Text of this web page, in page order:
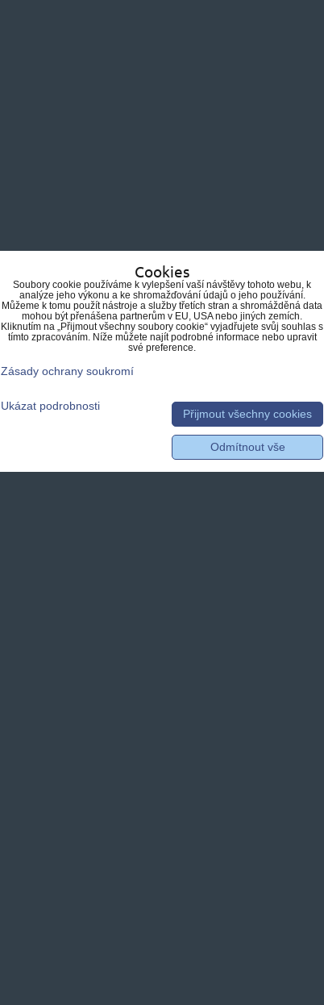
Cookies
Soubory cookie používáme k vylepšení vaší návštěvy tohoto webu, k
analýze jeho výkonu a ke shromažďování údajů o jeho používání.
Můžeme k tomu použít nástroje a služby třetích stran a shromážděná data
mohou být přenášena partnerům v EU, USA nebo jiných zemích.
Kliknutím na „Přijmout všechny soubory cookie“ vyjadřujete svůj souhlas s
tímto zpracováním. Níže můžete najít podrobné informace nebo upravit
své preference.
Zásady ochrany soukromí
Ukázat podrobnosti
Přijmout všechny cookies
Odmítnout vše